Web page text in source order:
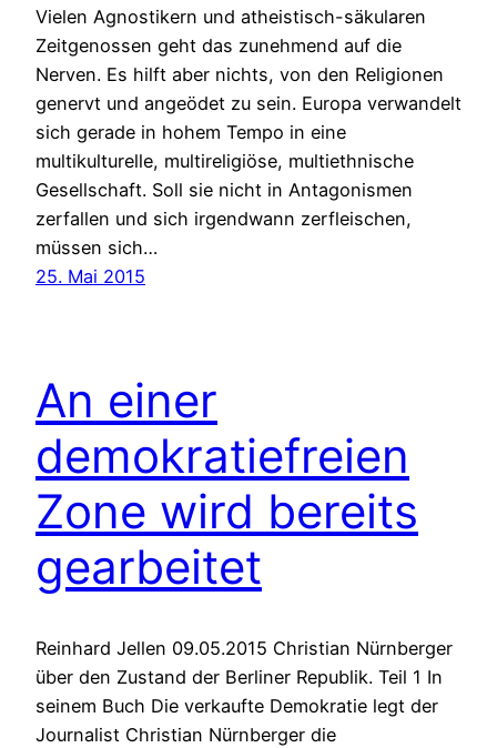
Vielen Agnostikern und atheistisch-säkularen
Zeitgenossen geht das zunehmend auf die
Nerven. Es hilft aber nichts, von den Religionen
genervt und angeödet zu sein. Europa verwandelt
sich gerade in hohem Tempo in eine
multikulturelle, multireligiöse, multiethnische
Gesellschaft. Soll sie nicht in Antagonismen
zerfallen und sich irgendwann zerfleischen,
müssen sich…
25. Mai 2015
An einer
demokratiefreien
Zone wird bereits
gearbeitet
Reinhard Jellen 09.05.2015 Christian Nürnberger
über den Zustand der Berliner Republik. Teil 1 In
seinem Buch Die verkaufte Demokratie legt der
Journalist Christian Nürnberger die